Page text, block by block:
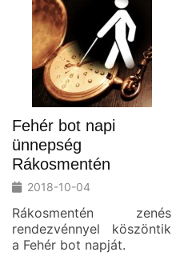
Fehér bot napi
ünnepség
Rákosmentén
2018-10-04
Rákosmentén zenés
rendezvénnyel köszöntik
a Fehér bot napját.